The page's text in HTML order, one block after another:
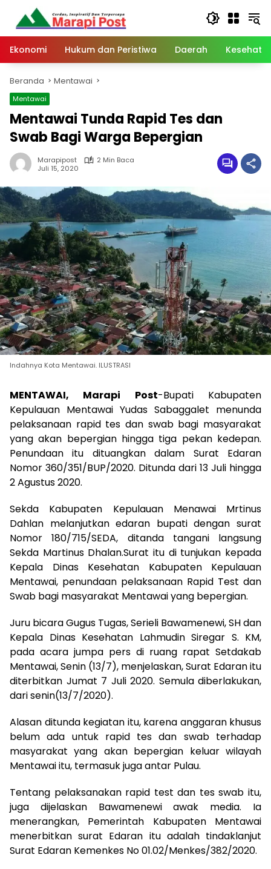
Langsung
konten
Ekonomi
Hukum dan Peristiwa Daerah
Beranda Mentawai
Mentawai
Mentawai Tunda Rapid Tes dan
Swab Bagi Warga Bepergian
Marapipost
2 Min Baca
Juli 15, 2020
Indahnya Kota Mentawai. ILUSTRASI
MENTAWAI, Marapi Post-Bupati Kabupaten
Kepulauan Mentawai Yudas Sabaggalet menunda
pelaksanaan rapid tes dan swab bagi masyarakat
yang akan bepergian hingga tiga pekan kedepan.
Penundaan itu dituangkan dalam Surat Edaran
Nomor 360/351/BUP/2020. Ditunda dari 13 Juli hingga
2 Agustus 2020.
Sekda Kabupaten Kepulauan Menawai Mrtinus
Dahlan melanjutkan edaran bupati dengan surat
Nomor 180/715/SEDA, ditanda tangani langsung
Sekda Martinus Dhalan.Surat itu di tunjukan kepada
Kepala Dinas Kesehatan Kabupaten Kepulauan
Mentawai, penundaan pelaksanaan Rapid Test dan
Swab bagi masyarakat Mentawai yang bepergian.
Juru bicara Gugus Tugas, Serieli Bawamenewi, SH dan
Kepala Dinas Kesehatan Lahmudin Siregar S. KM,
pada acara jumpa pers di ruang rapat Setdakab
Mentawai, Senin (13/7), menjelaskan, Surat Edaran itu
diterbitkan Jumat 7 Juli 2020. Semula diberlakukan,
dari senin(13/7/2020).
Alasan ditunda kegiatan itu, karena anggaran khusus
belum ada untuk rapid tes dan swab terhadap
masyarakat yang akan bepergian keluar wilayah
Mentawai itu, termasuk juga antar Pulau.
Tentang pelaksanakan rapid test dan tes swab itu,
juga dijelaskan Bawamenewi awak media. Ia
menerangkan, Pemerintah Kabupaten Mentawai
menerbitkan surat Edaran itu adalah tindaklanjut
Surat Edaran Kemenkes No 01.02/Menkes/382/2020.